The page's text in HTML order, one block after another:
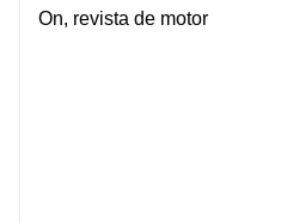
On, revista de motor